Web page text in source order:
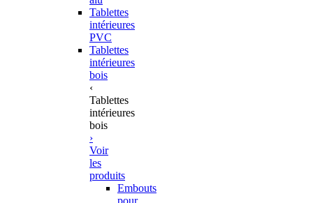
Tablettes
intérieures
PVC
Tablettes
intérieures
bois
‹
Tablettes
intérieures
bois
›
Voir
les
produits
Embouts
pour